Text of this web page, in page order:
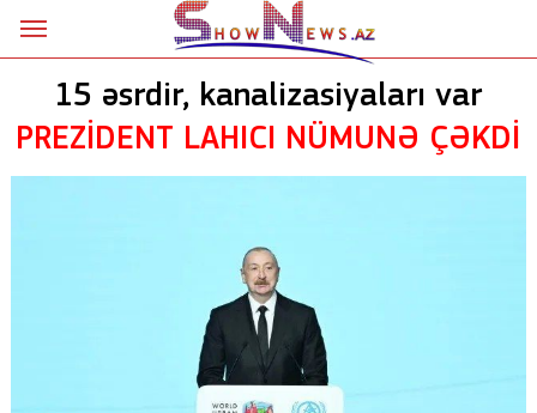
Siyasət
Sosial
15 əsrdir, kanalizasiyaları var
PREZİDENT LAHICI NÜMUNƏ ÇƏKDİ